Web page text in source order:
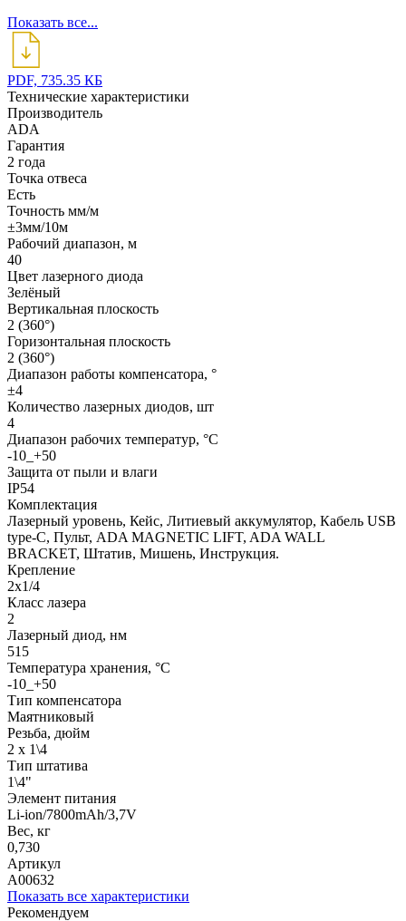
Показать все...
PDF, 735.35 КБ
Технические характеристики
Производитель
ADA
Гарантия
2 года
Точка отвеса
Есть
Точность мм/м
±3мм/10м
Рабочий диапазон, м
40
Цвет лазерного диода
Зелёный
Вертикальная плоскость
2 (360°)
Горизонтальная плоскость
2 (360°)
Диапазон работы компенсатора, °
±4
Количество лазерных диодов, шт
4
Диапазон рабочих температур, °С
-10_+50
Защита от пыли и влаги
IP54
Комплектация
Лазерный уровень, Кейс, Литиевый аккумулятор, Кабель USB
type-C, Пульт, ADA MAGNETIC LIFT, ADA WALL
BRACKET, Штатив, Мишень, Инструкция.
Крепление
2х1/4
Класс лазера
2
Лазерный диод, нм
515
Температура хранения, °C
-10_+50
Тип компенсатора
Маятниковый
Резьба, дюйм
2 х 1\4
Тип штатива
1\4"
Элемент питания
Li-ion/7800mAh/3,7V
Вес, кг
0,730
Артикул
А00632
Показать все характеристики
Рекомендуем